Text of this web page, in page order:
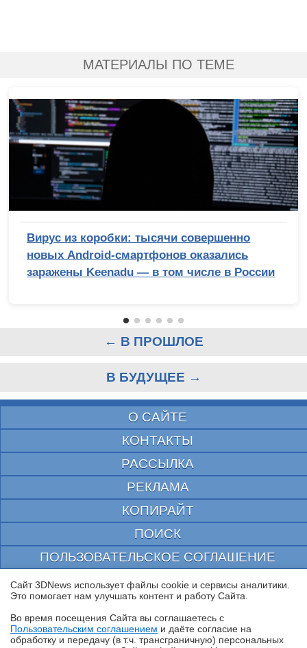
МАТЕРИАЛЫ ПО ТЕМЕ
Вирус из коробки: тысячи совершенно
новых Android-смартфонов оказались
заражены Keenadu — в том числе в России
← В ПРОШЛОЕ
В БУДУЩЕЕ →
О САЙТЕ
КОНТАКТЫ
РАССЫЛКА
РЕКЛАМА
КОПИРАЙТ
ПОИСК
ПОЛЬЗОВАТЕЛЬСКОЕ СОГЛАШЕНИЕ
ЗАЩИЩЕНО CURATOR
© 1997—2026 Электронное периодическое издание "3ДНьюс" | Свидетельство о
выдано Федеральной Службой по надзору за соблюдением законодательства в сфере
массовых коммуникаций и охране культурного наследия
При цитировании документа ссылка на сайт с указанием автора обязательна. Полное
Сайт 3DNews использует файлы cookie и сервисы аналитики.
Это помогает нам улучшать контент и работу Cайта.
Во время посещения Cайта вы соглашаетесь с
Пользовательским соглашением и даёте согласие на
обработку и передачу (в т.ч. трансграничную) персональных